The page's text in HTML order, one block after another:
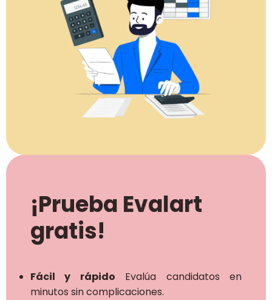
¡Prueba Evalart
gratis!
Fácil y rápido Evalúa candidatos en
minutos sin complicaciones.